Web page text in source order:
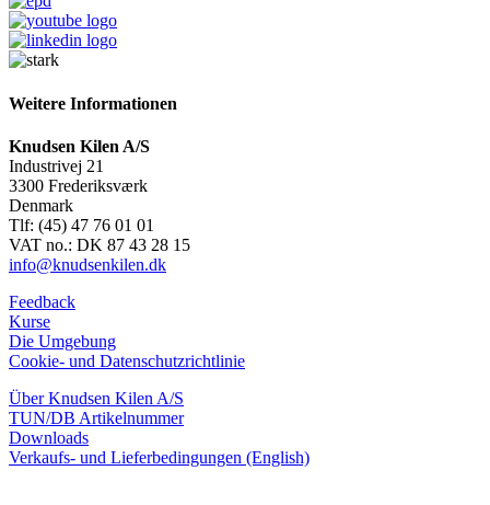
Weitere Informationen
Knudsen Kilen A/S
Industrivej 21
3300 Frederiksværk
Denmark
Tlf: (45) 47 76 01 01
VAT no.: DK 87 43 28 15
info@knudsenkilen.dk
Feedback
Kurse
Die Umgebung
Cookie- und Datenschutzrichtlinie
Über Knudsen Kilen A/S
TUN/DB Artikelnummer
Downloads
Verkaufs- und Lieferbedingungen (English)